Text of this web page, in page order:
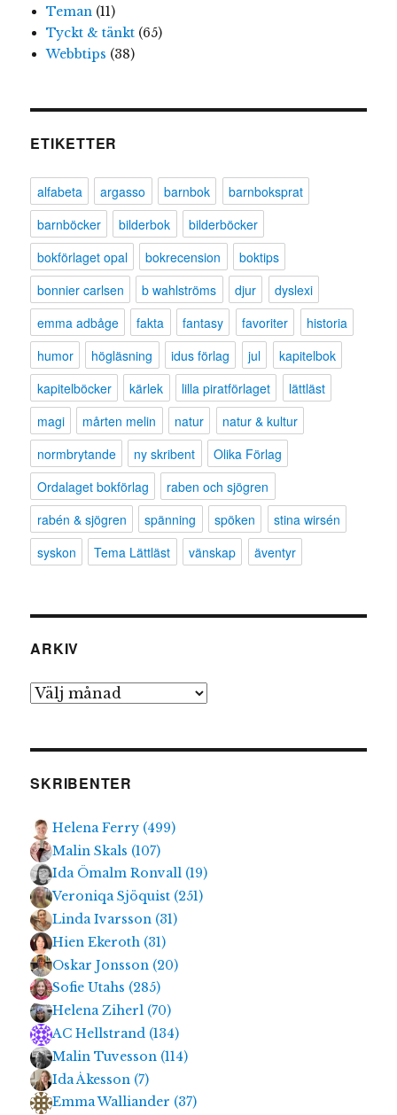
Teman(11)
Tyckt & tänkt(65)
Webbtips (38)
ETIKETTER
alfabeta argasso barnbok
barnboksprat
barnböcker
bilderbok
bilderböcker
bokförlaget opal
bokrecension
boktips
bonnier carlsen
b wahlströms djur
dyslexi
emma adbåge
fakta fantasy favoriter
historia
humor
högläsning idus förlag jul
kapitelbok
kapitelböcker
kärlek lilla piratförlaget
lättläst
magi
mårten melin natur
natur & kultur
normbrytande
ny skribent
Olika Förlag
Ordalaget bokförlag
raben och sjögren
rabén & sjögren
spänning spöken
stina wirsén
syskon
Tema Lättläst vänskap äventyr
ARKIV
Arkiv
SKRIBENTER
Helena Ferry (499)
Malin Skals (107)
Ida Ömalm Ronvall (19)
Veroniqa Sjöquist (251)
Linda Ivarsson (31)
Hien Ekeroth (31)
Oskar Jonsson (20)
Sofie Utahs (285)
Helena Ziherl (70)
AC Hellstrand (134)
Malin Tuvesson (114)
Ida Åkesson (7)
Emma Walliander (37)